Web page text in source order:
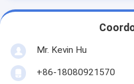
Mr. Kevin Hu
+86-18080921570